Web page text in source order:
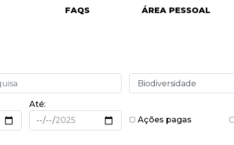
FAQS ÁREA PESSOAL
Até:
Ações pagas